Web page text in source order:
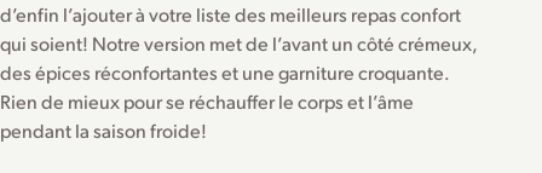
d’enfin l’ajouter à votre liste des meilleurs repas confort
qui soient! Notre version met de l’avant un côté crémeux,
des épices réconfortantes et une garniture croquante.
Rien de mieux pour se réchauffer le corps et l’âme
pendant la saison froide!